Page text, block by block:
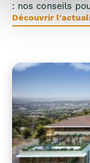
: nos conseils
Découvrir